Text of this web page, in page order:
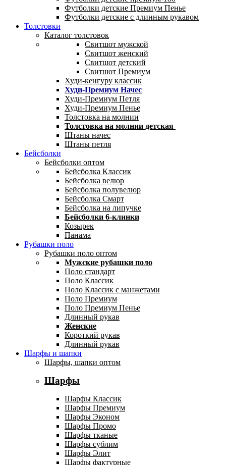
Футболки детские Премиум Пенье
Футболки детские с длинным рукавом
Толстовки
Каталог толстовок
Свитшот мужской
Свитшот женский
Свитшот детский
Свитшот Премиум
Худи-кенгуру классик
Худи-Премиум Начес
Худи-Премиум Петля
Худи-Премиум Пенье
Толстовка на молнии
Толстовка на молнии детская
Штаны начес
Штаны петля
Бейсболки
Бейсболки оптом
Бейсболка Классик
Бейсболка велюр
Бейсболка полувелюр
Бейсболка Смарт
Бейсболка на липучке
Бейсболки 6-клинки
Козырек
Панама
Рубашки поло
Рубашки поло оптом
Мужские рубашки поло
Поло стандарт
Поло Классик
Поло Классик с манжетами
Поло Премиум
Поло Премиум Пенье
Длинный рукав
Женские
Короткий рукав
Длинный рукав
Шарфы и шапки
Шарфы, шапки оптом
Шарфы
Шарфы Классик
Шарфы Премиум
Шарфы Эконом
Шарфы Промо
Шарфы тканые
Шарфы сублим
Шарфы Элит
Шарфы фактурные